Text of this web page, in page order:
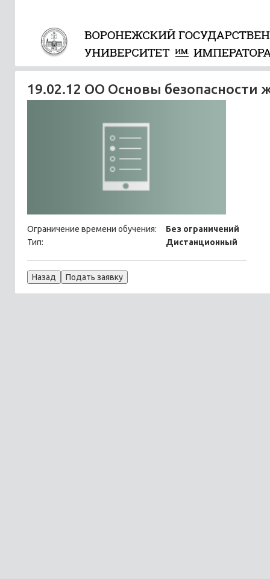
19.02.12 ОО Основы безопасности
Ограничение времени обучения:
Без ограничений
Тип:
Дистанционный